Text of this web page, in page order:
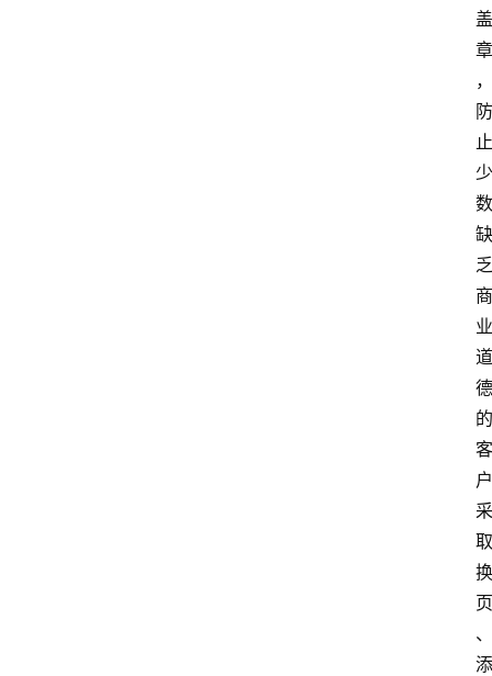
盖
章
，
防
止
少
数
缺
乏
商
业
道
德
的
客
户
采
取
换
页
、
添